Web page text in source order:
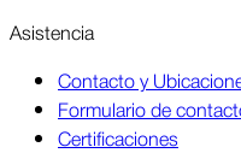
Asis­tencia
Contacto y
Formulario de
Certificaciones